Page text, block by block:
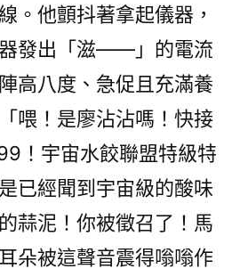
。他顫抖著拿起儀器，
發出「滋——」的電流
高八度、急促且充滿養
喂！是廖沾沾嗎！快接
！宇宙水餃聯盟特級特
已經聞到宇宙級的酸味
蒜泥！你被徵召了！馬
朵被這聲音震得嗡嗡作